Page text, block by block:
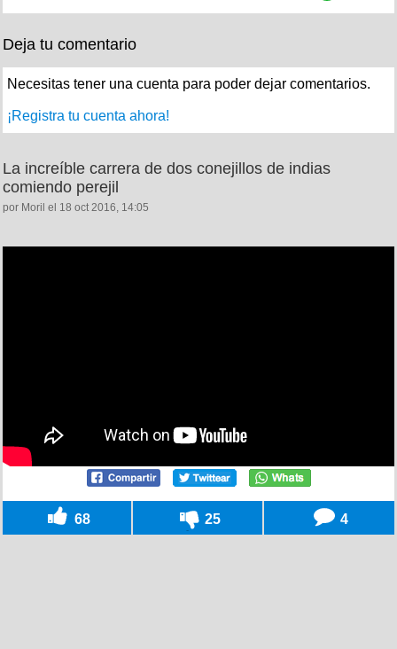
Deja tu comentario
Necesitas tener una cuenta para poder dejar comentarios.
¡Registra tu cuenta ahora!
La increíble carrera de dos conejillos de indias
comiendo perejil
por Moril el 18 oct 2016, 14:05
68 25 4